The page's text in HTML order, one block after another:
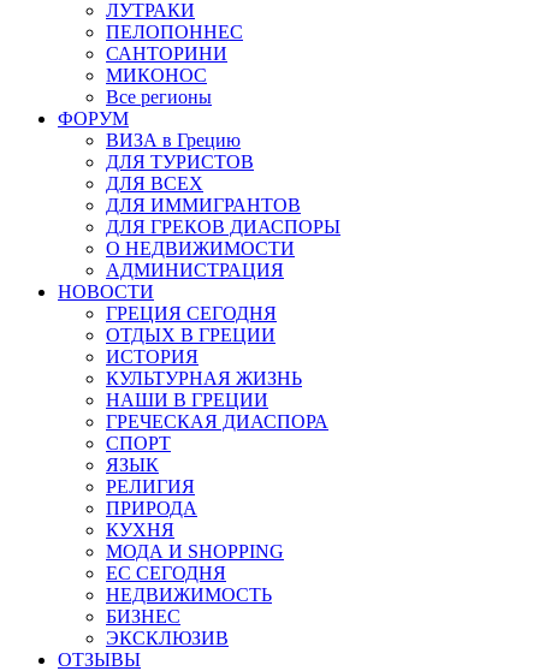
ЛУТРАКИ
ПЕЛОПОННЕС
САНТОРИНИ
МИКОНОС
Все регионы
ФОРУМ
ВИЗА в Грецию
ДЛЯ ТУРИСТОВ
ДЛЯ ВСЕХ
ДЛЯ ИММИГРАНТОВ
ДЛЯ ГРЕКОВ ДИАСПОРЫ
О НЕДВИЖИМОСТИ
АДМИНИСТРАЦИЯ
НОВОСТИ
ГРЕЦИЯ СЕГОДНЯ
ОТДЫХ В ГРЕЦИИ
ИСТОРИЯ
КУЛЬТУРНАЯ ЖИЗНЬ
НАШИ В ГРЕЦИИ
ГРЕЧЕСКАЯ ДИАСПОРА
СПОРТ
ЯЗЫК
РЕЛИГИЯ
ПРИРОДА
КУХНЯ
МОДА И SHOPPING
ЕС СЕГОДНЯ
НЕДВИЖИМОСТЬ
БИЗНЕС
ЭКСКЛЮЗИВ
ОТЗЫВЫ